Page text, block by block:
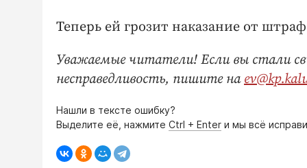
Теперь ей грозит наказание от
Уважаемые читатели! Если вы стали
несправедливость, пишите на
Нашли в тексте ошибку?
Выделите её, нажмите Ctrl + Enter и мы всё